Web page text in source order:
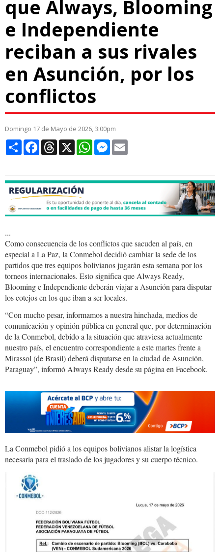
que Always, Blooming
e Independiente
reciban a sus rivales
en Asunción, por los
conflictos
Domingo 17 de Mayo de 2026, 3:00pm
CompartirFacebookThreads
X WhatsAppMessenger
...
Como consecuencia de los conflictos que sacuden al país, en
especial a La Paz, la Conmebol decidió cambiar la sede de los
partidos que tres equipos bolivianos jugarán esta semana por los
torneos internacionales. Esto significa que Always Ready,
Blooming e Independiente deberán viajar a Asunción para disputar
los cotejos en los que iban a ser locales.
“Con mucho pesar, informamos a nuestra hinchada, medios de
comunicación y opinión pública en general que, por determinación
de la Conmebol, debido a la situación que atraviesa actualmente
nuestro país, el encuentro correspondiente a este martes frente a
Mirassol (de Brasil) deberá disputarse en la ciudad de Asunción,
Paraguay”, informó Always Ready desde su página en Facebook.
La Conmebol pidió a los equipos bolivianos alistar la logística
necesaria para el traslado de los jugadores y su cuerpo técnico.
conmebol.blooming.jpg